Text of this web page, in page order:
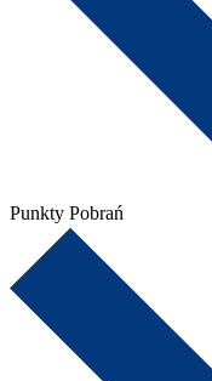
Punkty Pobrań